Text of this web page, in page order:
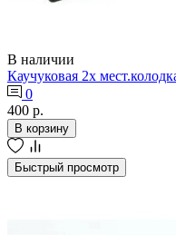
В наличии
Каучуковая 2х
0
400 р.
В корзину
Быстрый просмотр